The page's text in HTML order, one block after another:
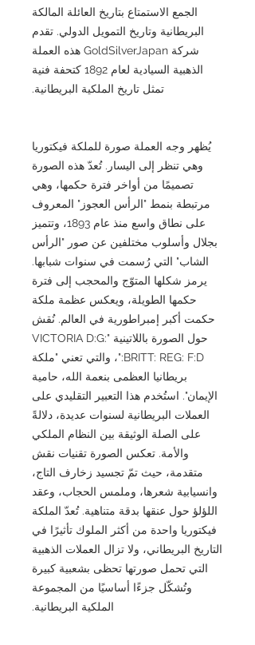
الجمع الاستمتاع بتاريخ العائلة المالكة
البريطانية وتاريخ التمويل الدولي. تقدم
شركة GoldSilverJapan هذه العملة
الذهبية السيادية لعام 1892 كتحفة فنية
تمثل تاريخ الملكية البريطانية.
يُظهر وجه العملة صورة للملكة فيكتوريا
وهي تنظر إلى اليسار. تُعدّ هذه الصورة
تصميمًا من أواخر فترة حكمها، وهي
مرتبطة بنمط "الرأس العجوز" المعروف
على نطاق واسع منذ عام 1893، وتتميز
بجلال وأسلوب مختلفين عن صور "الرأس
الشاب" التي رُسمت في سنوات شبابها.
يرمز شكلها المتوّج والمحجب إلى فترة
حكمها الطويلة، ويعكس عظمة ملكة
حكمت أكبر إمبراطورية في العالم. نُقش
حول الصورة باللاتينية "VICTORIA D:G:
BRITT: REG: F:D:"، والتي تعني "ملكة
بريطانيا العظمى بنعمة الله، حامية
الإيمان". استُخدم هذا التعبير التقليدي على
العملات البريطانية لسنوات عديدة، دلالةً
على الصلة الوثيقة بين النظام الملكي
والأمة. تعكس الصورة تقنيات نقش
متقدمة، حيث تمّ تجسيد زخارف التاج،
وانسيابية شعرها، وملمس الحجاب، وعقد
اللؤلؤ حول عنقها بدقة متناهية. تُعدّ الملكة
فيكتوريا واحدة من أكثر الملوك تأثيرًا في
التاريخ البريطاني، ولا تزال العملات الذهبية
التي تحمل صورتها تحظى بشعبية كبيرة
وتُشكّل جزءًا أساسيًا من المجموعة
الملكية البريطانية.